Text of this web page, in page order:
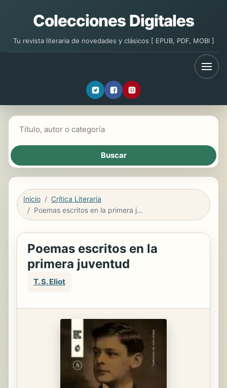
Colecciones Digitales
Tu revista literaria de novedades y clásicos [ EPUB, PDF, MOBI ]
Inicio
Crítica Literaria
Poemas escritos en la primera juventud
Poemas escritos en la
primera juventud
T. S. Eliot